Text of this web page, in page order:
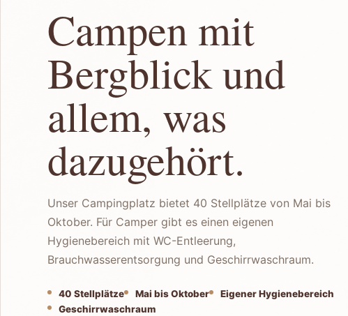
Campen mit
Bergblick und
allem, was
dazugehört.
Unser Campingplatz bietet 40 Stellplätze von Mai bis
Oktober. Für Camper gibt es einen eigenen
Hygienebereich mit WC-Entleerung,
Brauchwasserentsorgung und Geschirrwaschraum.
40 Stellplätze Mai bis Oktober
Eigener Hygienebereich
Geschirrwaschraum